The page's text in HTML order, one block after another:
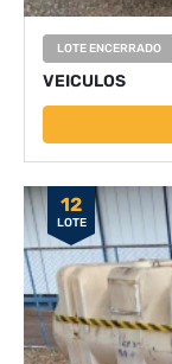
LOTE ENCERRADO
VEICULOS
12
LOTE